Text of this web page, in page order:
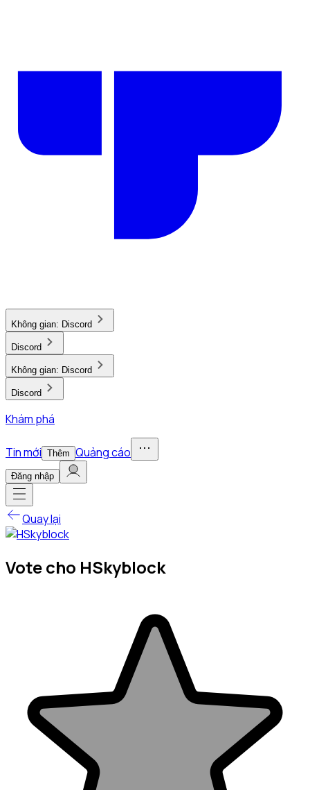
Không gian: Discord
Discord
Không gian: Discord
Discord
Khám phá
Tin mới Thêm Quảng cáo
Đăng nhập
Quay lại
Vote cho HSkyblock